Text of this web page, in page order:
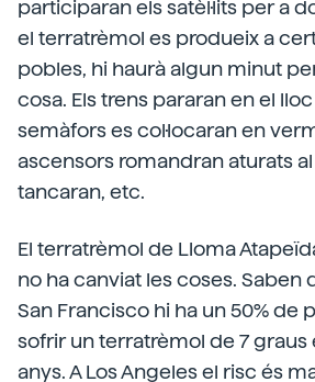
participaran els satèl·lits per a
el terratrèmol es produeix a
pobles, hi haurà algun minut
cosa. Els trens pararan en el
semàfors es col·locaran en
ascensors romandran aturats
tancaran, etc.
El terratrèmol de Lloma
no ha canviat les coses. Saben
San Francisco hi ha un 50% de
sofrir un terratrèmol de 7 graus
anys. A Los Angeles el risc és